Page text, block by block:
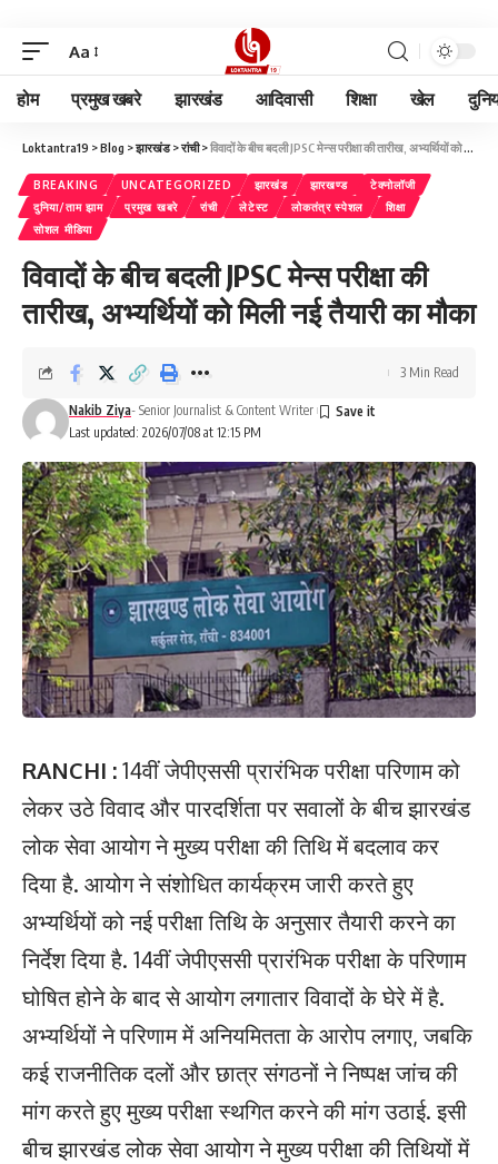
Aa
होम प्रमुख खबरे झारखंड आदिवासी शिक्षा खेल
Loktantra19 >Blog >झारखंड>रांची>विवादों के बीच बदली JPSC मेन्स परीक्षा की तारीख, अभ्यर्थियों को मिली नई तैयारी का मौका
BREAKING UNCATEGORIZED झारखंड झारखण्ड
टेक्नोलॉजी
दुनिया/ताम झाम
प्रमुख खबरे रांची लेटेस्ट लोकतंत्र स्पेशल
शिक्षा
सोशल मीडिया
विवादों के बीच बदली JPSC मेन्स परीक्षा की
तारीख, अभ्यर्थियों को मिली नई तैयारी का मौका
Last updated: 2026/07/08 at 12:15 PM
Nakib Ziya- Senior Journalist & Content Writer
3 Min Read
RANCHI :14वीं जेपीएससी प्रारंभिक परीक्षा परिणाम को
लेकर उठे विवाद और पारदर्शिता पर सवालों के बीच झारखंड
लोक सेवा आयोग ने मुख्य परीक्षा की तिथि में बदलाव कर
दिया है. आयोग ने संशोधित कार्यक्रम जारी करते हुए
अभ्यर्थियों को नई परीक्षा तिथि के अनुसार तैयारी करने का
निर्देश दिया है. 14वीं जेपीएससी प्रारंभिक परीक्षा के परिणाम
घोषित होने के बाद से आयोग लगातार विवादों के घेरे में है.
अभ्यर्थियों ने परिणाम में अनियमितता के आरोप लगाए, जबकि
कई राजनीतिक दलों और छात्र संगठनों ने निष्पक्ष जांच की
मांग करते हुए मुख्य परीक्षा स्थगित करने की मांग उठाई. इसी
बीच झारखंड लोक सेवा आयोग ने मुख्य परीक्षा की तिथियों में